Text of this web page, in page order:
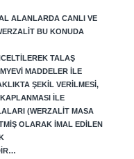
ALANLARDA CANLI VE
BU KONUDA
TALAŞ
MADDELER ILE
ŞEKIL VERILMESI,
ILE
(WERZALIT MASA
OLARAK IMAL EDILEN